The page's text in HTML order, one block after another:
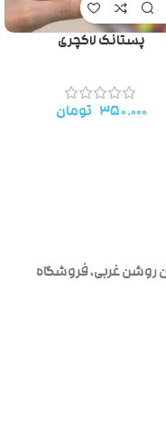
پستانک لاکچری
۳۵۰.۰۰۰ تومان
روشن غربی، فروشگاه